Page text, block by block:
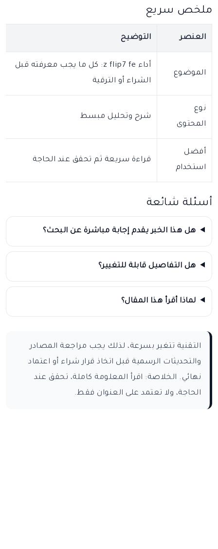
ملخص سريع
العنصر التوضيح
الموضوع
أداء z flip7 fe: كل ما يجب معرفته قبل
الشراء أو الترقية
نوع
المحتوى
شرح وتحليل مبسط
أفضل
استخدام
قراءة سريعة ثم تحقق عند الحاجة
أسئلة شائعة
هل هذا الخبر يقدم إجابة مباشرة عن البحث؟
هل التفاصيل قابلة للتغيير؟
لماذا أقرأ هذا المقال؟
التقنية تتغير بسرعة، لذلك يجب مراجعة المصادر
والتحديثات الرسمية قبل اتخاذ قرار شراء أو اعتماد
نهائي. الخلاصة: اقرأ المعلومة كاملة، تحقق عند
الحاجة، ولا تعتمد على العنوان فقط.